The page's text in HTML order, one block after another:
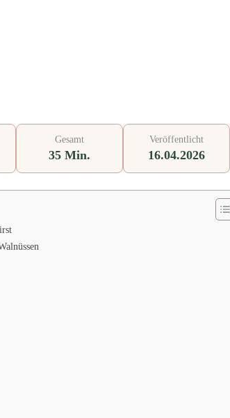
Gesamt
35 Min.
Veröffentlicht
16.04.2026